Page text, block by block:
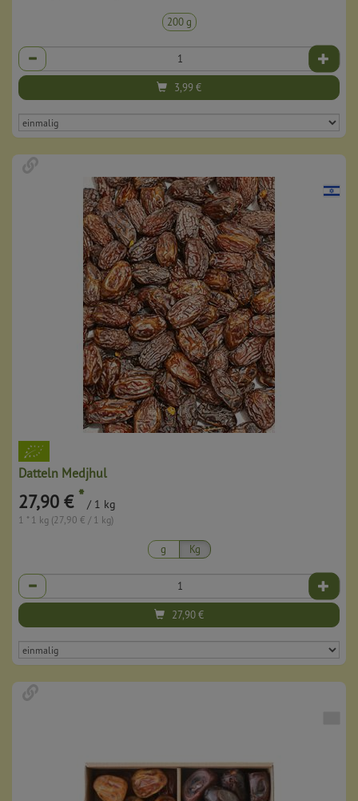
200 g
Anzahl
3,99€
Datteln Medjhul
27,90 € * / 1 kg
1 * 1 kg (27,90 € / 1 kg)
g Kg
Anzahl
27,90€